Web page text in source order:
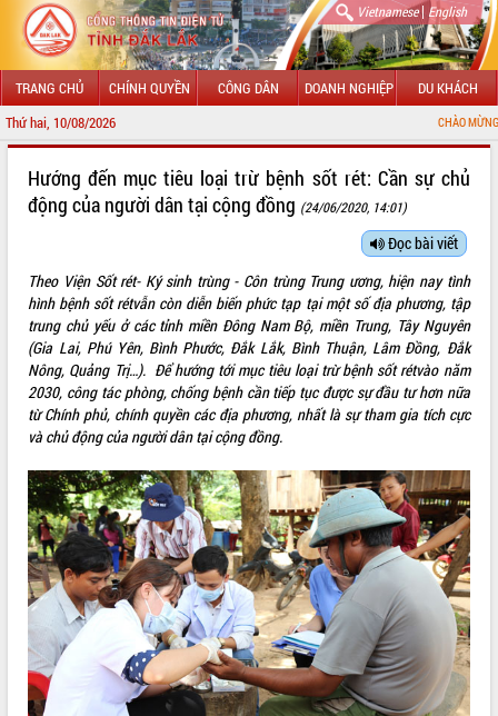
Vietnamese| English
TRANG CHỦ CHÍNH QUYỀN CÔNG DÂN DOANH NGHIỆP DU KHÁCH
Thứ hai, 10/08/2026 CHÀO MỪNG ĐẾN VỚI
LÃNH ĐẠO UBND TỈNH
SỞ, BAN, NGÀNH
UBND CÁC XÃ, PHƯỜNG
THÔNG TIN CHỈ ĐẠO ĐIỀU HÀNH
HỆ THỐNG VĂN BẢN
VĂN BẢN HĐND TỈNH
ĐIỂM TIN VĂN BẢN
QUY HOẠCH - KẾ HOẠCH
Hướng đến mục tiêu loại trừ bệnh sốt rét: Cần sự chủ
động của người dân tại cộng đồng (24/06/2020, 14:01)
Đọc bài viết
Theo Viện Sốt rét- Ký sinh trùng - Côn trùng Trung ương, hiện nay tình
hình bệnh sốt rétvẫn còn diễn biến phức tạp tại một số địa phương, tập
trung chủ yếu ở các tỉnh miền Đông Nam Bộ, miền Trung, Tây Nguyên
(Gia Lai, Phú Yên, Bình Phước, Đắk Lắk, Bình Thuận, Lâm Đồng, Đắk
Nông, Quảng Trị…). Để hướng tới mục tiêu loại trừ bệnh sốt rétvào năm
2030, công tác phòng, chống bệnh cần tiếp tục được sự đầu tư hơn nữa
từ Chính phủ, chính quyền các địa phương, nhất là sự tham gia tích cực
và chủ động của người dân tại cộng đồng.